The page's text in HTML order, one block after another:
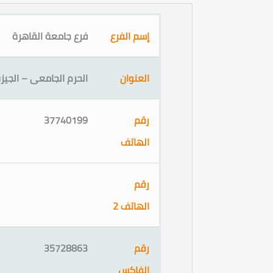
إسم الفرع فرع جامعة القاهرة
العنوان الحرم الجامعى –
رقم
الهاتف
37740199
رقم
الهاتف 2
رقم
35728863